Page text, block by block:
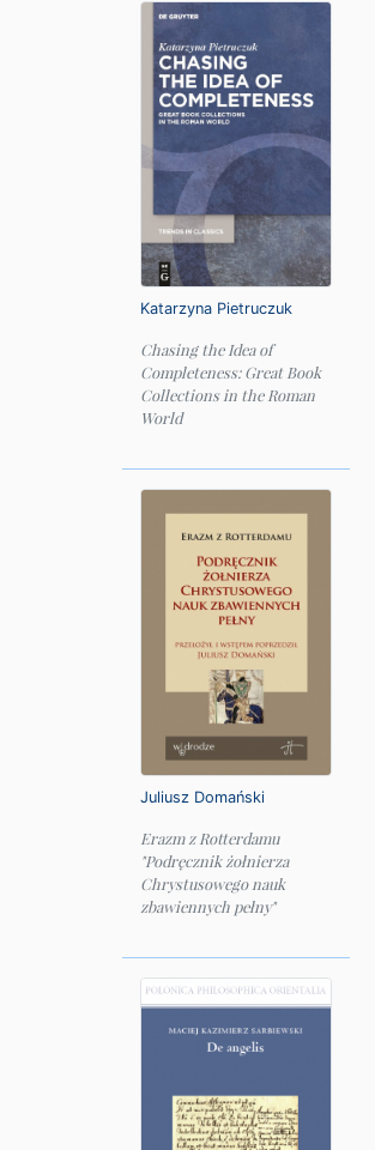
Katarzyna Pietruczuk
Chasing the Idea of
Completeness: Great Book
Collections in the Roman
World
Juliusz Domański
Erazm z Rotterdamu
"Podręcznik żołnierza
Chrystusowego nauk
zbawiennych pełny"